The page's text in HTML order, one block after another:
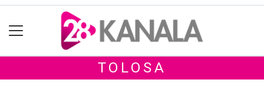
TOLOSA